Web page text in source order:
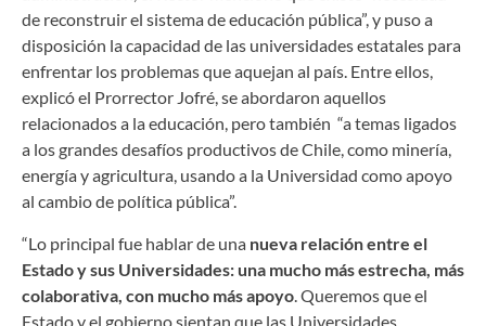
de reconstruir el sistema de educación pública”, y puso a
disposición la capacidad de las universidades estatales para
enfrentar los problemas que aquejan al país. Entre ellos,
explicó el Prorrector Jofré, se abordaron aquellos
relacionados a la educación, pero también “a temas ligados
a los grandes desafíos productivos de Chile, como minería,
energía y agricultura, usando a la Universidad como apoyo
al cambio de política pública”.
“Lo principal fue hablar de una nueva relación entre el
Estado y sus Universidades: una mucho más estrecha, más
colaborativa, con mucho más apoyo . Queremos que el
Estado y el gobierno sientan que las Universidades